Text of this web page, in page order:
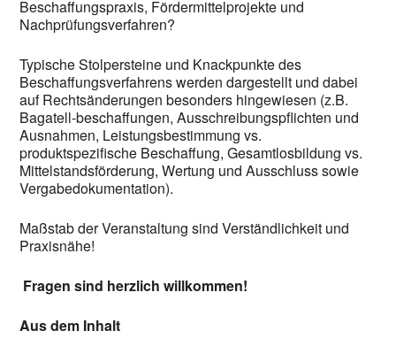
Beschaffungspraxis, Fördermittelprojekte und
Nachprüfungsverfahren?
Typische Stolpersteine und Knackpunkte des
Beschaffungsverfahrens werden dargestellt und dabei
auf Rechtsänderungen besonders hingewiesen (z.B.
Bagatell-beschaffungen, Ausschreibungspflichten und
Ausnahmen, Leistungsbestimmung vs.
produktspezifische Beschaffung, Gesamtlosbildung vs.
Mittelstandsförderung, Wertung und Ausschluss sowie
Vergabedokumentation).
Maßstab der Veranstaltung sind Verständlichkeit und
Praxisnähe!
Fragen sind herzlich willkommen!
Aus dem Inhalt